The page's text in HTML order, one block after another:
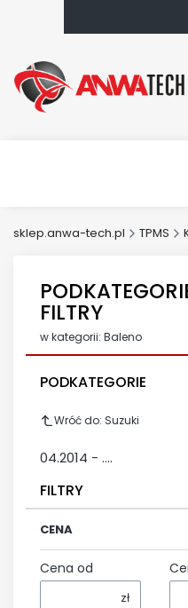
sklep.anwa-tech.pl TPMS
FILTRY
w kategorii: Baleno
PODKATEGORIE
Wróć do: Suzuki
04.2014 - ....
FILTRY
CENA
Cena od
zł